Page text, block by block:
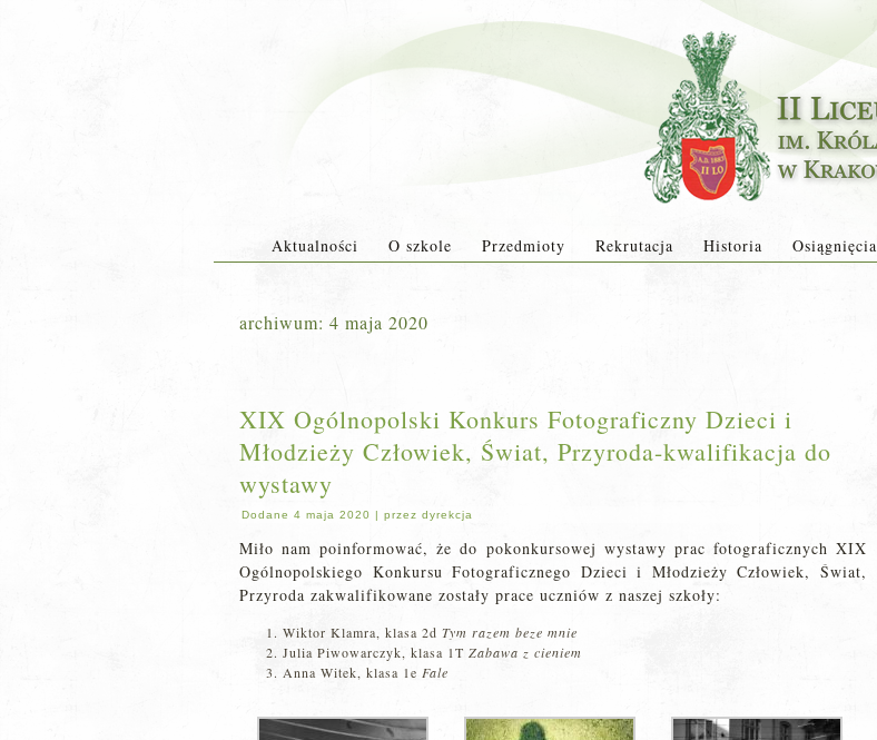
Aktualności O szkole Przedmioty Rekrutacja Historia Osiągnięcia
archiwum: 4 maja 2020
XIX Ogólnopolski Konkurs Fotograficzny Dzieci i
Młodzieży Człowiek, Świat, Przyroda-kwalifikacja do
wystawy
Dodane 4 maja 2020 | przez dyrekcja
Miło nam poinformować, że do pokonkursowej wystawy prac fotograficznych XIX
Ogólnopolskiego Konkursu Fotograficznego Dzieci i Młodzieży Człowiek, Świat,
Przyroda zakwalifikowane zostały prace uczniów z naszej szkoły:
Wiktor Klamra, klasa 2d Tym razem beze mnie
Julia Piwowarczyk, klasa 1T Zabawa z cieniem
Anna Witek, klasa 1e Fale